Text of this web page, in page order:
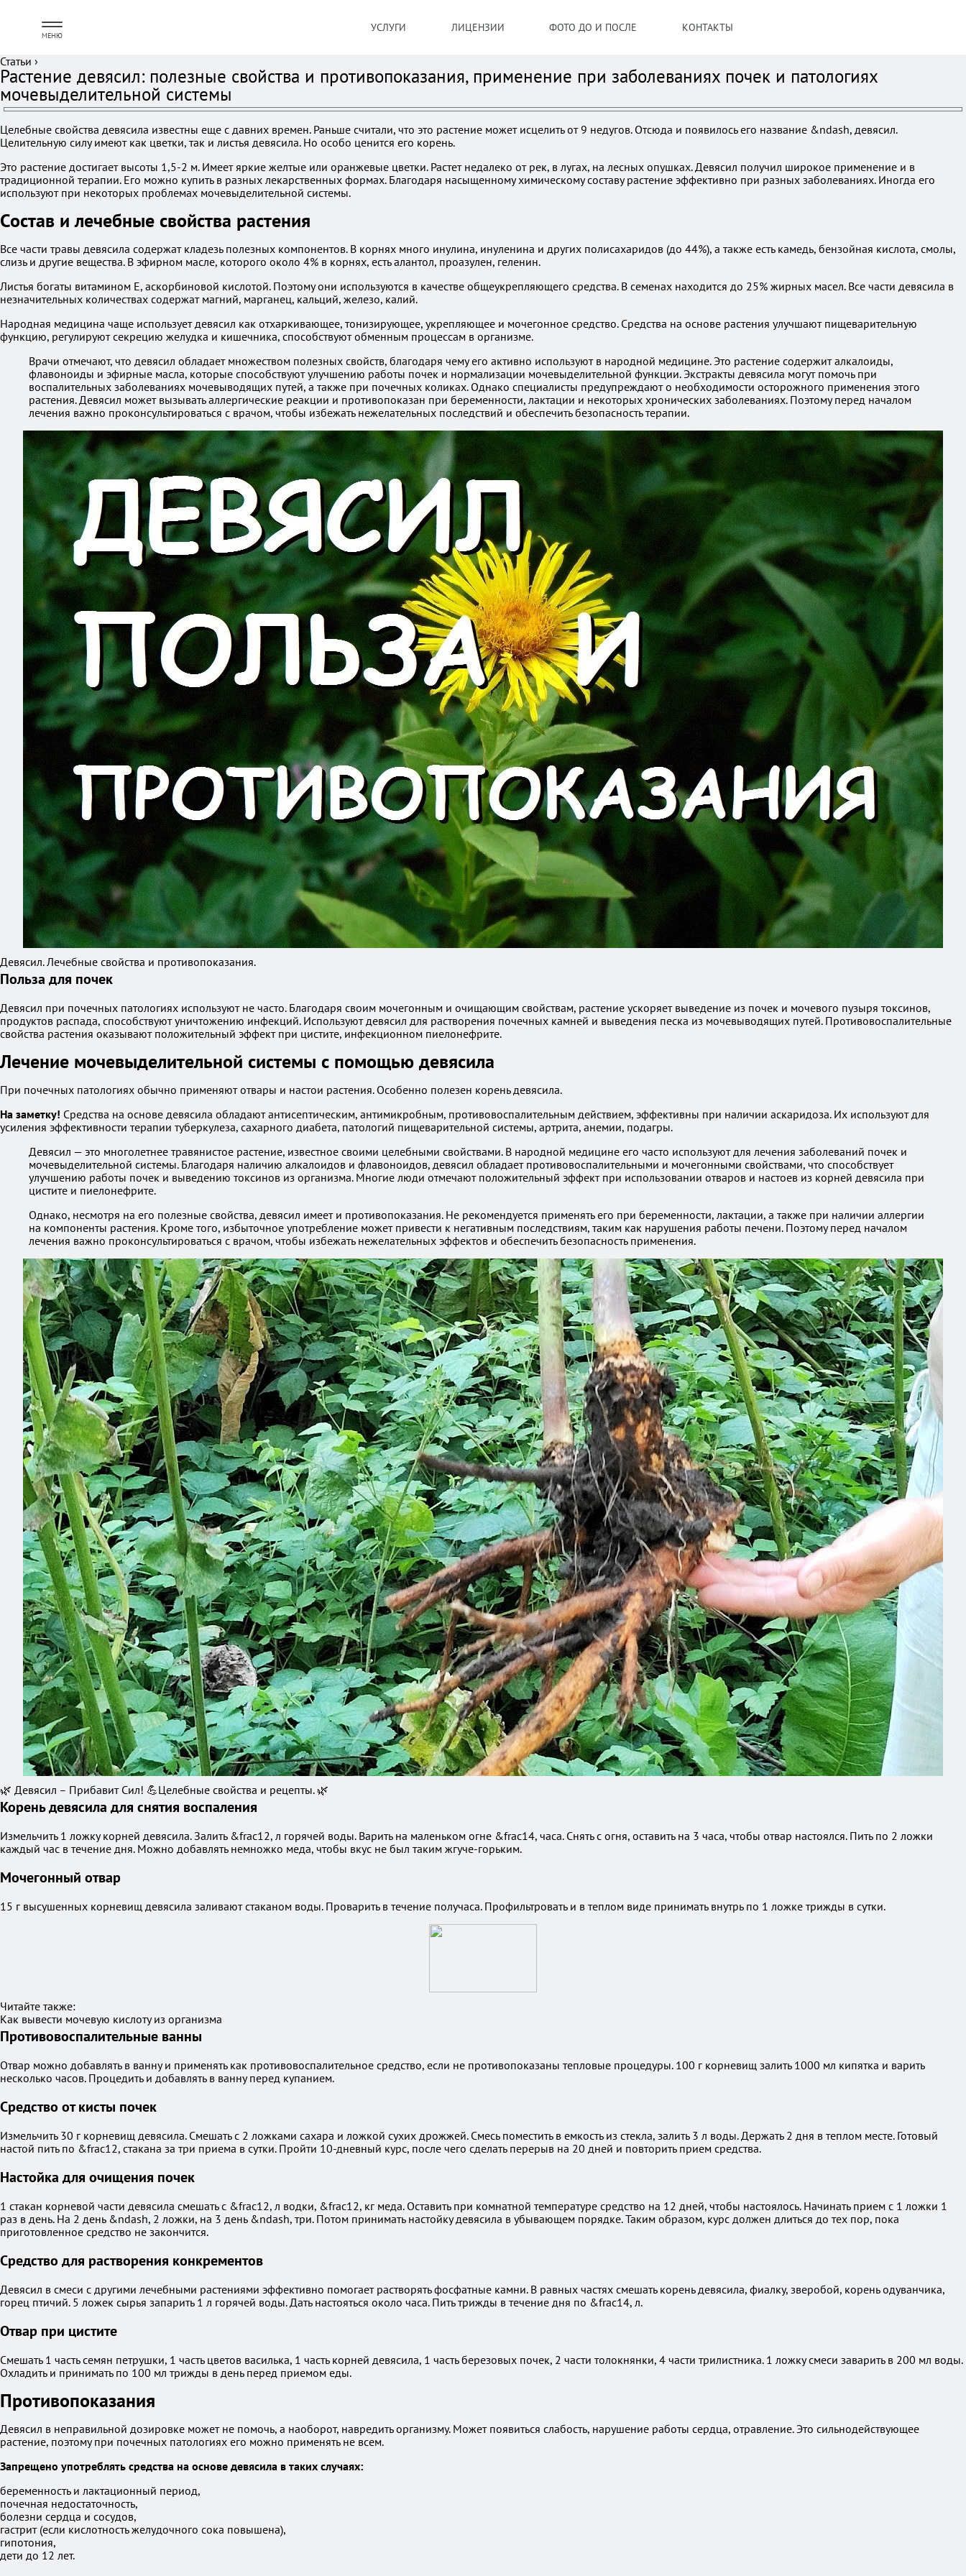
МЕНЮ
УСЛУГИ ЛИЦЕНЗИИ ФОТО ДО И ПОСЛЕ КОНТАКТЫ
Статьи ›
Растение девясил: полезные свойства и противопоказания, применение при заболеваниях почек и патологиях
мочевыделительной системы
Целебные свойства девясила известны еще с давних времен. Раньше считали, что это растение может исцелить от 9 недугов. Отсюда и появилось его название &ndash, девясил.
Целительную силу имеют как цветки, так и листья девясила. Но особо ценится его корень.
Это растение достигает высоты 1,5-2 м. Имеет яркие желтые или оранжевые цветки. Растет недалеко от рек, в лугах, на лесных опушках. Девясил получил широкое применение и в
традиционной терапии. Его можно купить в разных лекарственных формах. Благодаря насыщенному химическому составу растение эффективно при разных заболеваниях. Иногда его
используют при некоторых проблемах мочевыделительной системы.
Состав и лечебные свойства растения
Все части травы девясила содержат кладезь полезных компонентов. В корнях много инулина, инуленина и других полисахаридов (до 44%), а также есть камедь, бензойная кислота, смолы,
слизь и другие вещества. В эфирном масле, которого около 4% в корнях, есть алантол, проазулен, геленин.
Листья богаты витамином Е, аскорбиновой кислотой. Поэтому они используются в качестве общеукрепляющего средства. В семенах находится до 25% жирных масел. Все части девясила в
незначительных количествах содержат магний, марганец, кальций, железо, калий.
Народная медицина чаще использует девясил как отхаркивающее, тонизирующее, укрепляющее и мочегонное средство. Средства на основе растения улучшают пищеварительную
функцию, регулируют секрецию желудка и кишечника, способствуют обменным процессам в организме.
Врачи отмечают, что девясил обладает множеством полезных свойств, благодаря чему его активно используют в народной медицине. Это растение содержит алкалоиды,
флавоноиды и эфирные масла, которые способствуют улучшению работы почек и нормализации мочевыделительной функции. Экстракты девясила могут помочь при
воспалительных заболеваниях мочевыводящих путей, а также при почечных коликах. Однако специалисты предупреждают о необходимости осторожного применения этого
растения. Девясил может вызывать аллергические реакции и противопоказан при беременности, лактации и некоторых хронических заболеваниях. Поэтому перед началом
лечения важно проконсультироваться с врачом, чтобы избежать нежелательных последствий и обеспечить безопасность терапии.
Девясил. Лечебные свойства и противопоказания.
Польза для почек
Девясил при почечных патологиях используют не часто. Благодаря своим мочегонным и очищающим свойствам, растение ускоряет выведение из почек и мочевого пузыря токсинов,
продуктов распада, способствуют уничтожению инфекций. Используют девясил для растворения почечных камней и выведения песка из мочевыводящих путей. Противовоспалительные
свойства растения оказывают положительный эффект при цистите, инфекционном пиелонефрите.
Лечение мочевыделительной системы с помощью девясила
При почечных патологиях обычно применяют отвары и настои растения. Особенно полезен корень девясила.
На заметку! Средства на основе девясила обладают антисептическим, антимикробным, противовоспалительным действием, эффективны при наличии аскаридоза. Их используют для
усиления эффективности терапии туберкулеза, сахарного диабета, патологий пищеварительной системы, артрита, анемии, подагры.
Девясил — это многолетнее травянистое растение, известное своими целебными свойствами. В народной медицине его часто используют для лечения заболеваний почек и
мочевыделительной системы. Благодаря наличию алкалоидов и флавоноидов, девясил обладает противовоспалительными и мочегонными свойствами, что способствует
улучшению работы почек и выведению токсинов из организма. Многие люди отмечают положительный эффект при использовании отваров и настоев из корней девясила при
цистите и пиелонефрите.
Однако, несмотря на его полезные свойства, девясил имеет и противопоказания. Не рекомендуется применять его при беременности, лактации, а также при наличии аллергии
на компоненты растения. Кроме того, избыточное употребление может привести к негативным последствиям, таким как нарушения работы печени. Поэтому перед началом
лечения важно проконсультироваться с врачом, чтобы избежать нежелательных эффектов и обеспечить безопасность применения.
🌿 Девясил – Прибавит Сил! 💪Целебные свойства и рецепты. 🌿
Корень девясила для снятия воспаления
Измельчить 1 ложку корней девясила. Залить &frac12, л горячей воды. Варить на маленьком огне &frac14, часа. Снять с огня, оставить на 3 часа, чтобы отвар настоялся. Пить по 2 ложки
каждый час в течение дня. Можно добавлять немножко меда, чтобы вкус не был таким жгуче-горьким.
Мочегонный отвар
15 г высушенных корневищ девясила заливают стаканом воды. Проварить в течение получаса. Профильтровать и в теплом виде принимать внутрь по 1 ложке трижды в сутки.
Читайте также:
Как вывести мочевую кислоту из организма
Противовоспалительные ванны
Отвар можно добавлять в ванну и применять как противовоспалительное средство, если не противопоказаны тепловые процедуры. 100 г корневищ залить 1000 мл кипятка и варить
несколько часов. Процедить и добавлять в ванну перед купанием.
Средство от кисты почек
Измельчить 30 г корневищ девясила. Смешать с 2 ложками сахара и ложкой сухих дрожжей. Смесь поместить в емкость из стекла, залить 3 л воды. Держать 2 дня в теплом месте. Готовый
настой пить по &frac12, стакана за три приема в сутки. Пройти 10-дневный курс, после чего сделать перерыв на 20 дней и повторить прием средства.
Настойка для очищения почек
1 стакан корневой части девясила смешать с &frac12, л водки, &frac12, кг меда. Оставить при комнатной температуре средство на 12 дней, чтобы настоялось. Начинать прием с 1 ложки 1
раз в день. На 2 день &ndash, 2 ложки, на 3 день &ndash, три. Потом принимать настойку девясила в убывающем порядке. Таким образом, курс должен длиться до тех пор, пока
приготовленное средство не закончится.
Средство для растворения конкрементов
Девясил в смеси с другими лечебными растениями эффективно помогает растворять фосфатные камни. В равных частях смешать корень девясила, фиалку, зверобой, корень одуванчика,
горец птичий. 5 ложек сырья запарить 1 л горячей воды. Дать настояться около часа. Пить трижды в течение дня по &frac14, л.
Отвар при цистите
Смешать 1 часть семян петрушки, 1 часть цветов василька, 1 часть корней девясила, 1 часть березовых почек, 2 части толокнянки, 4 части трилистника. 1 ложку смеси заварить в 200 мл воды.
Охладить и принимать по 100 мл трижды в день перед приемом еды.
Противопоказания
Девясил в неправильной дозировке может не помочь, а наоборот, навредить организму. Может появиться слабость, нарушение работы сердца, отравление. Это сильнодействующее
растение, поэтому при почечных патологиях его можно применять не всем.
Запрещено употреблять средства на основе девясила в таких случаях:
беременность и лактационный период,
почечная недостаточность,
болезни сердца и сосудов,
гастрит (если кислотность желудочного сока повышена),
гипотония,
дети до 12 лет.